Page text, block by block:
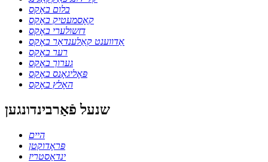
בלום באָקס
קאָסמעטיק באָקס
דזשולערי באָקס
אַדווענט קאַלענדאַר באָקס
רער באָקס
גערוך באָקס
פּאָליגאָנס באָקס
האָלץ באָקס
שנעל פֿאַרבינדונגען
היים
פּראָדוקטן
ינדאַסטריז